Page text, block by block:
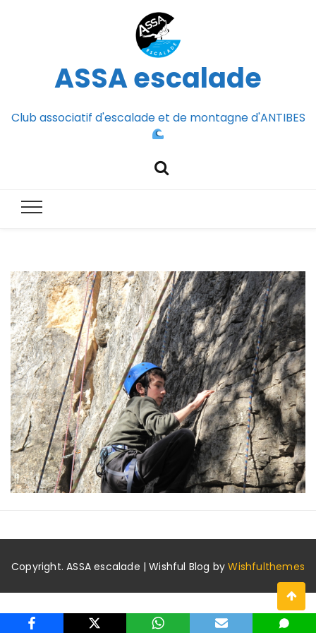
ASSA escalade
Club associatif d'escalade et de montagne d'ANTIBES
Copyright. ASSA escalade | Wishful Blog byWishfulthemes